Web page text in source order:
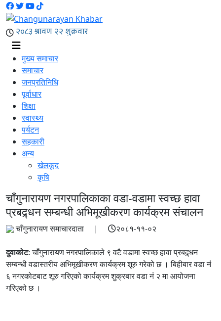
मुख्य समाचार
समाचार
जनप्रतिनिधि
पूर्वाधार
शिक्षा
स्वास्थ्य
पर्यटन
सहकारी
अन्य
खेलकूद
कृषि
चाँगुनारायण नगरपालिकाका वडा-वडामा स्वच्छ हावा
प्रबद्र्धन सम्बन्धी अभिमूखीकरण कार्यक्रम संचालन
चाँगुनारायण समाचारदाता | २०८१-११-०२
दुवाकोट: चाँगुनारायण नगरपालिकाले ९ वटै वडामा स्वच्छ हावा प्रबद्र्धन
सम्बन्धी वडास्तरीय अभिमूखीकरण कार्यक्रम शूरु गरेको छ । बिहीबार वडा नंं
६ नगरकोटबाट शूरु गरिएको कार्यक्रम शुक्रबार वडा नंं २ मा आयोजना
गरिएको छ ।